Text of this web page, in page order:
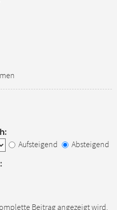
Aufsteigend Absteigend
Beitrag angezeigt wird.